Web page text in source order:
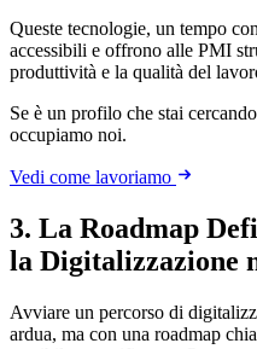
Queste tecnologie, un tempo
accessibili e offrono alle PMI
produttività e la qualità del
Se è un profilo che stai
occupiamo noi.
Vedi come lavoriamo
3. La Roadmap
la Digitalizzazione
Avviare un percorso di
ardua, ma con una roadmap